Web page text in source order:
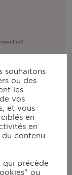
de
la farine
souhaitons
ou des
les
vos
et vous
en
en
contenu
qui précède
ou